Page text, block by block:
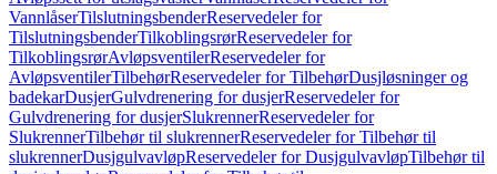
VannlåserTilslutningsbenderReservedeler for
TilslutningsbenderTilkoblingsrørReservedeler for
TilkoblingsrørAvløpsventilerReservedeler for
AvløpsventilerTilbehørReservedeler for TilbehørDusjløsninger og
badekarDusjerGulvdrenering for dusjerReservedeler for
Gulvdrenering for dusjerSlukrennerReservedeler for
SlukrennerTilbehør til slukrennerReservedeler for Tilbehør til
slukrennerDusjgulvavløpReservedeler for DusjgulvavløpTilbehør til